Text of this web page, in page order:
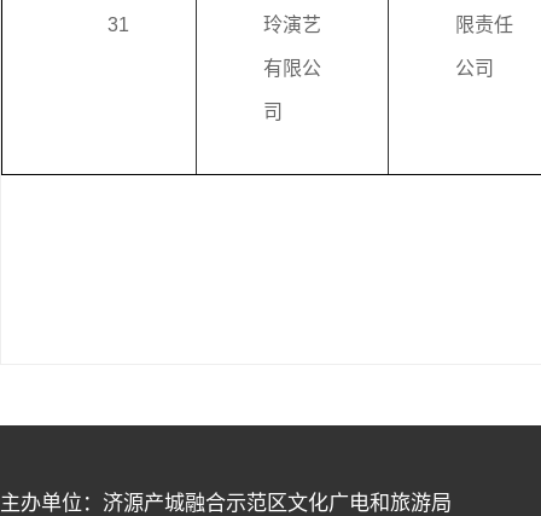
31 玲演艺
有限公
司
限责任
公司
主办单位：济源产城融合示范区文化广电和旅游局